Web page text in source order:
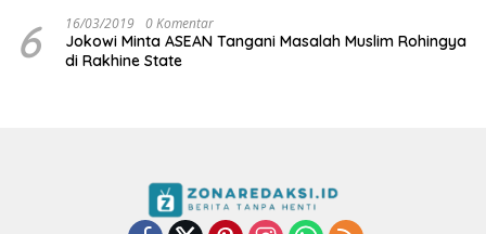
6 16/03/2019 0 Komentar
Jokowi Minta ASEAN Tangani Masalah Muslim Rohingya
di Rakhine State